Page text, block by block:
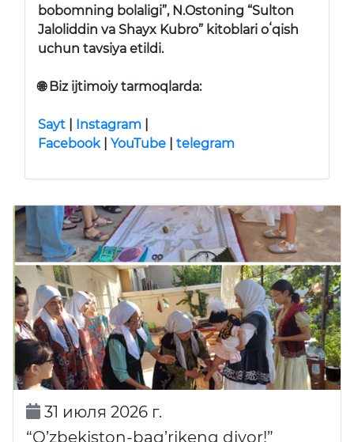
bobomning bolaligi”, N.Ostoning “Sulton
Jaloliddin va Shayx Kubro” kitoblari oʻqish
uchun tavsiya etildi.
🌐 Biz ijtimoiy tarmoqlarda:
Sayt Instagram
Facebook| YouTube telegram
31 июля 2026 г.
“O’zbekiston-bag’rikeng diyor!”